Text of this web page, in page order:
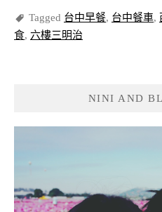
Tagged 台中早餐, 台中餐車,
食, 六樓三明治
NINI AND